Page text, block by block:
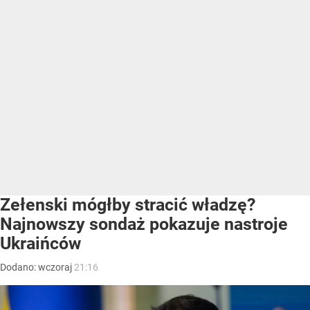
Zełenski mógłby stracić władzę?
Najnowszy sondaż pokazuje nastroje
Ukraińców
Dodano:wczoraj 21:16